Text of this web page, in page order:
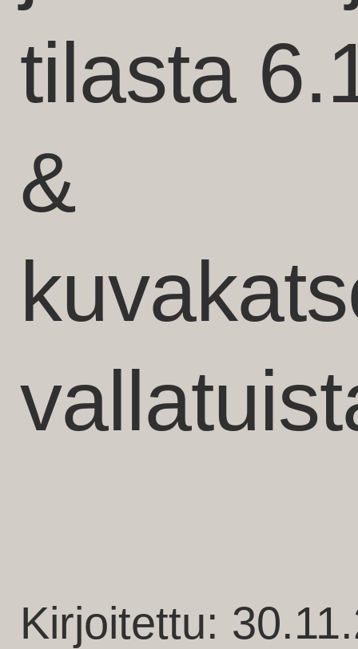
tilasta
&
Kirjoitettu: